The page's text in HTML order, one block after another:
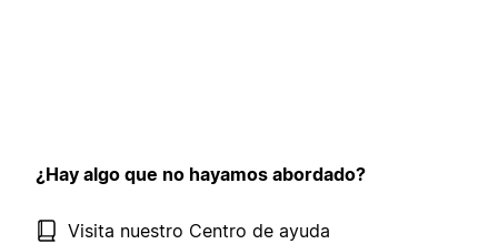
¿Hay algo que no hayamos abordado?
Visita nuestro Centro de ayuda